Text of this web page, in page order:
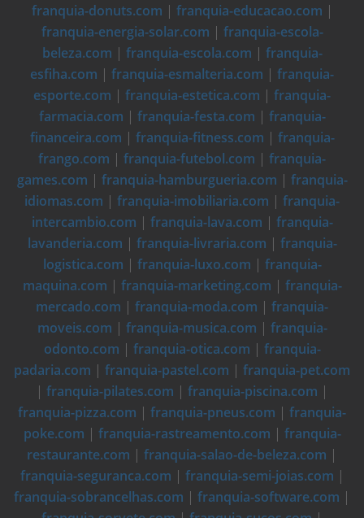
franquia-donuts.com | franquia-educacao.com |
franquia-energia-solar.com | franquia-escola-
beleza.com | franquia-escola.com | franquia-
esfiha.com | franquia-esmalteria.com | franquia-
esporte.com | franquia-estetica.com | franquia-
farmacia.com | franquia-festa.com | franquia-
financeira.com | franquia-fitness.com | franquia-
frango.com | franquia-futebol.com | franquia-
games.com | franquia-hamburgueria.com | franquia-
idiomas.com | franquia-imobiliaria.com | franquia-
intercambio.com | franquia-lava.com | franquia-
lavanderia.com | franquia-livraria.com | franquia-
logistica.com | franquia-luxo.com | franquia-
maquina.com | franquia-marketing.com | franquia-
mercado.com | franquia-moda.com | franquia-
moveis.com | franquia-musica.com | franquia-
odonto.com | franquia-otica.com | franquia-
padaria.com | franquia-pastel.com | franquia-pet.com
| franquia-pilates.com | franquia-piscina.com |
franquia-pizza.com | franquia-pneus.com | franquia-
poke.com | franquia-rastreamento.com | franquia-
restaurante.com | franquia-salao-de-beleza.com |
franquia-seguranca.com | franquia-semi-joias.com |
franquia-sobrancelhas.com | franquia-software.com |